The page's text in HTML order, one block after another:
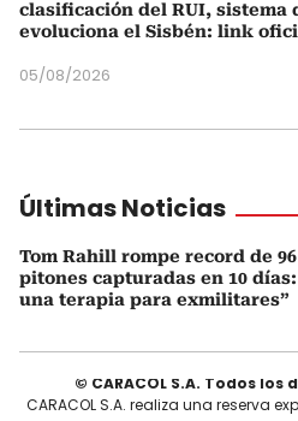
clasificación del RUI, sistema
evoluciona el Sisbén: link
05/08/2026
Últimas Noticias
Tom Rahill rompe record de 96
pitones capturadas en 10 días:
una terapia para exmilitares”
© CARACOL S.A. Todos
CARACOL S.A. realiza una reserva